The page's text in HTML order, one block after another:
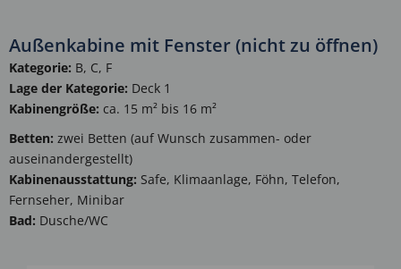
Außenkabine mit Fenster (nicht zu öffnen)
Kategorie: B, C, F
Lage der Kategorie: Deck 1
Kabinengröße: ca. 15 m² bis 16 m²
Betten: zwei Betten (auf Wunsch zusammen- oder
auseinandergestellt)
Kabinenausstattung: Safe, Klimaanlage, Föhn, Telefon,
Fernseher, Minibar
Bad: Dusche/WC